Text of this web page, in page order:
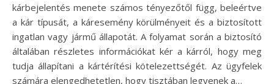
kárbejelentés menete számos tényezőtől függ, beleértve
a kár típusát, a káresemény körülményeit és a biztosított
ingatlan vagy jármű állapotát. A folyamat során a biztosító
általában részletes információkat kér a kárról, hogy meg
tudja állapítani a kártérítési kötelezettségét. Az ügyfelek
számára elengedhetetlen, hogy tisztában legyenek a…